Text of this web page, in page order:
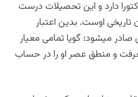
دارد و این تحصیلات درست
اوست. بدین اعتبار
صادر میشود؛ گویا تمامی معیار
و منطق عصر او را در حساب